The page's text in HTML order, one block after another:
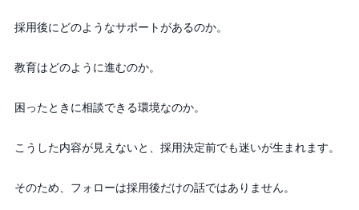
採用後にどのようなサポートがあるのか。
教育はどのように進むのか。
困ったときに相談できる環境なのか。
こうした内容が見えないと、採用決定前でも迷いが生まれます。
そのため、フォローは採用後だけの話ではありません。